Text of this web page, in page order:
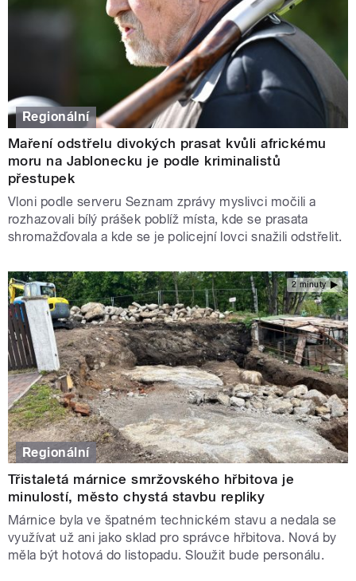
Regionální
Maření odstřelu divokých prasat kvůli africkému
moru na Jablonecku je podle kriminalistů
přestupek
Vloni podle serveru Seznam zprávy myslivci močili a
rozhazovali bílý prášek poblíž místa, kde se prasata
shromažďovala a kde se je policejní lovci snažili odstřelit.
2 minuty
Regionální
Třistaletá márnice smržovského hřbitova je
minulostí, město chystá stavbu repliky
Márnice byla ve špatném technickém stavu a nedala se
využívat už ani jako sklad pro správce hřbitova. Nová by
měla být hotová do listopadu. Sloužit bude personálu.